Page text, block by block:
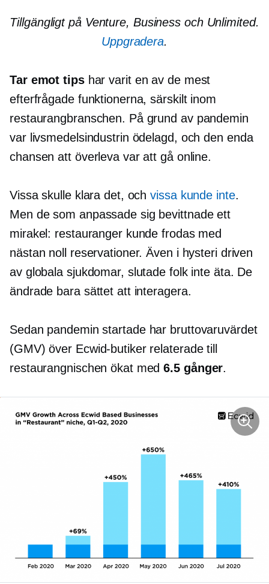
Tillgängligt på Venture, Business och Unlimited.
Uppgradera.
Tar emot tipshar varit en av de mest
efterfrågade funktionerna, särskilt inom
restaurangbranschen. På grund av pandemin
var livsmedelsindustrin ödelagd, och den enda
chansen att överleva var att gå online.
Vissa skulle klara det, ochvissa kunde inte.
Men de som anpassade sig bevittnade ett
mirakel: restauranger kunde frodas med
nästan noll reservationer. Även i hysteri driven
av globala sjukdomar, slutade folk inte äta. De
ändrade bara sättet att interagera.
Sedan pandemin startade har bruttovaruvärdet
(GMV) över Ecwid-butiker relaterade till
restaurangnischen ökat med6.5 gånger.